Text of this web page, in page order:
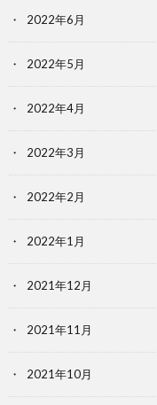
2022年6月
2022年5月
2022年4月
2022年3月
2022年2月
2022年1月
2021年12月
2021年11月
2021年10月